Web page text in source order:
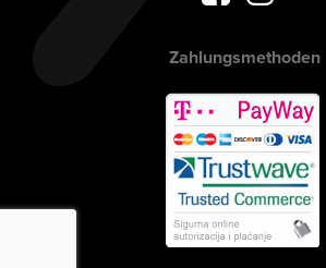
Zahlungsmethoden